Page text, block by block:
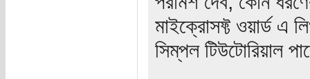
মাইক্রোসফ্ট ওয়ার্ড এ
সিম্‌পল টিউটোরিয়াল